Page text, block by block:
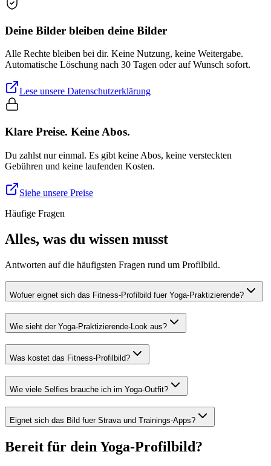
Deine Bilder bleiben deine Bilder
Alle Rechte bleiben bei dir. Keine Nutzung, keine Weitergabe.
Automatische Löschung nach 30 Tagen oder auf Wunsch sofort.
Lese unsere Datenschutzerklärung
Klare Preise. Keine Abos.
Du zahlst nur einmal. Es gibt keine Abos, keine versteckten
Gebühren und keine laufenden Kosten.
Siehe unsere Preise
Häufige Fragen
Alles, was du wissen musst
Antworten auf die häufigsten Fragen rund um Profilbild.
Wofuer eignet sich das Fitness-Profilbild fuer Yoga-Praktizierende?
Wie sieht der Yoga-Praktizierende-Look aus?
Was kostet das Fitness-Profilbild?
Wie viele Selfies brauche ich im Yoga-Outfit?
Eignet sich das Bild fuer Strava und Trainings-Apps?
Bereit für dein Yoga-Profilbild?